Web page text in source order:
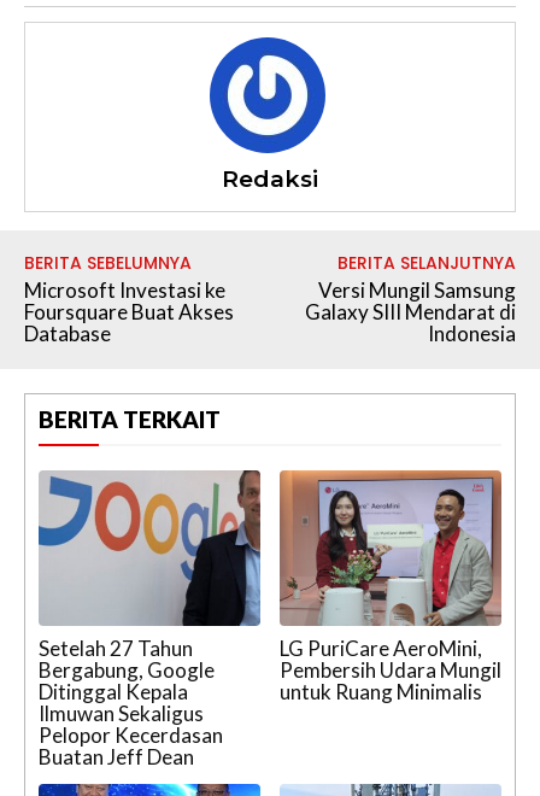
Redaksi
BERITA SEBELUMNYA
Microsoft Investasi ke
Foursquare Buat Akses
Database
BERITA SELANJUTNYA
Versi Mungil Samsung
Galaxy SIII Mendarat di
Indonesia
BERITA TERKAIT
Setelah 27 Tahun
Bergabung, Google
Ditinggal Kepala
Ilmuwan Sekaligus
Pelopor Kecerdasan
Buatan Jeff Dean
LG PuriCare AeroMini,
Pembersih Udara Mungil
untuk Ruang Minimalis